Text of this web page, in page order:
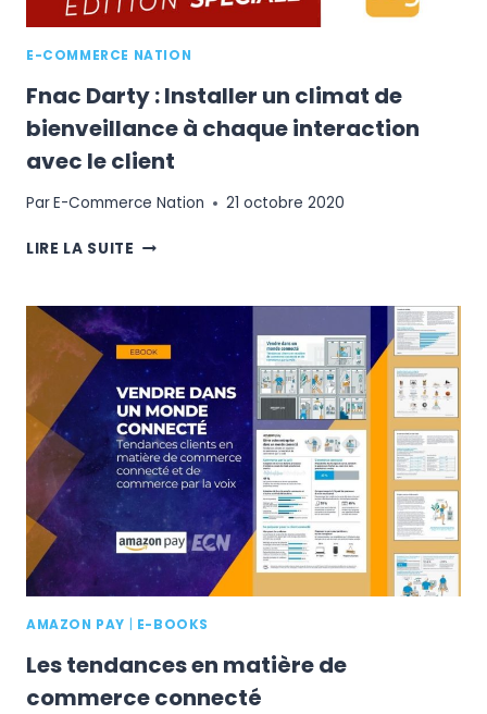
E-COMMERCE NATION
Fnac Darty : Installer un climat de
bienveillance à chaque interaction
avec le client
ParE-Commerce Nation 21 octobre 2020
LIRE LA SUITE FNAC
INSTALLER
UN
CLIMAT
DE
BIENVEILLANCE
À
CHAQUE
INTERACTION
AVEC
CLIENT
AMAZON PAY E-BOOKS
Les tendances en matière de
commerce connecté